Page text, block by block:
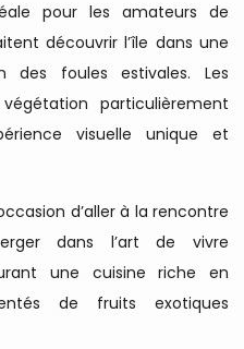
pour les amateurs de
découvrir l’île dans une
des foules estivales. Les
particulièrement
visuelle unique et
d’aller à la rencontre
dans l’art de vivre
une cuisine riche en
de fruits exotiques